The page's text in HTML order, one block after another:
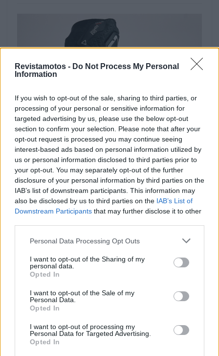
Revistamotos - Do Not Process My Personal
Information
If you wish to opt-out of the sale, sharing to third parties, or
processing of your personal or sensitive information for
targeted advertising by us, please use the below opt-out
section to confirm your selection. Please note that after your
opt-out request is processed you may continue seeing
interest-based ads based on personal information utilized by
us or personal information disclosed to third parties prior to
your opt-out. You may separately opt-out of the further
disclosure of your personal information by third parties on the
IAB’s list of downstream participants. This information may
also be disclosed by us to third parties on the IAB’s List of
Downstream Participants that may further disclose it to other
Personal Data Processing Opt Outs
I want to opt-out of the Sharing of my
personal data.
Opted In
I want to opt-out of the Sale of my
Personal Data.
Opted In
I want to opt-out of processing my
Personal Data for Targeted Advertising.
Opted In
EQUIPAMENTOS
Leatt eleva a aventura com a nova ADV
HydraDri 8.5
A Leatt lança a ADV HydraDri 8.5 para quem vive a
aventura sem limites. A marca aposta numa bota...
POR BEATRIZ ALEXANDRE 10 AGOSTO, 2026
MOTOMAIS